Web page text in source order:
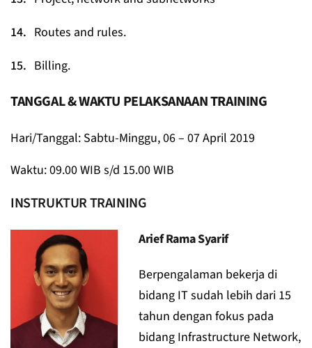
Routes and rules.
Billing.
TANGGAL & WAKTU PELAKSANAAN TRAINING
Hari/Tanggal: Sabtu-Minggu, 06 – 07 April 2019
Waktu: 09.00 WIB s/d 15.00 WIB
INSTRUKTUR TRAINING
Arief Rama Syarif
Berpengalaman bekerja di
bidang IT sudah lebih dari 15
tahun dengan fokus pada
bidang Infrastructure Network,